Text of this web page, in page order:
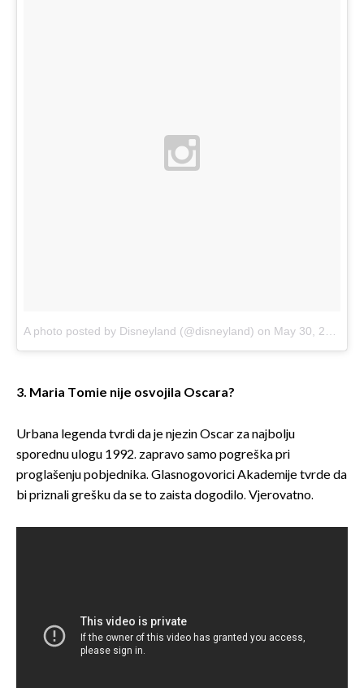
A photo posted by Disneyland (@disneyland) on May 30, 2015 at 4:34pm PDT
3. Maria Tomie nije osvojila Oscara?
Urbana legenda tvrdi da je njezin Oscar za najbolju
sporednu ulogu 1992. zapravo samo pogreška pri
proglašenju pobjednika. Glasnogovorici Akademije tvrde da
bi priznali grešku da se to zaista dogodilo. Vjerovatno.